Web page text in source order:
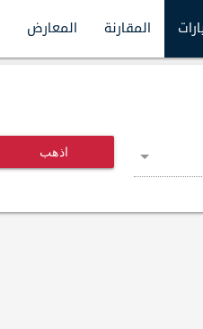
المقارنة المعارض
اذهب